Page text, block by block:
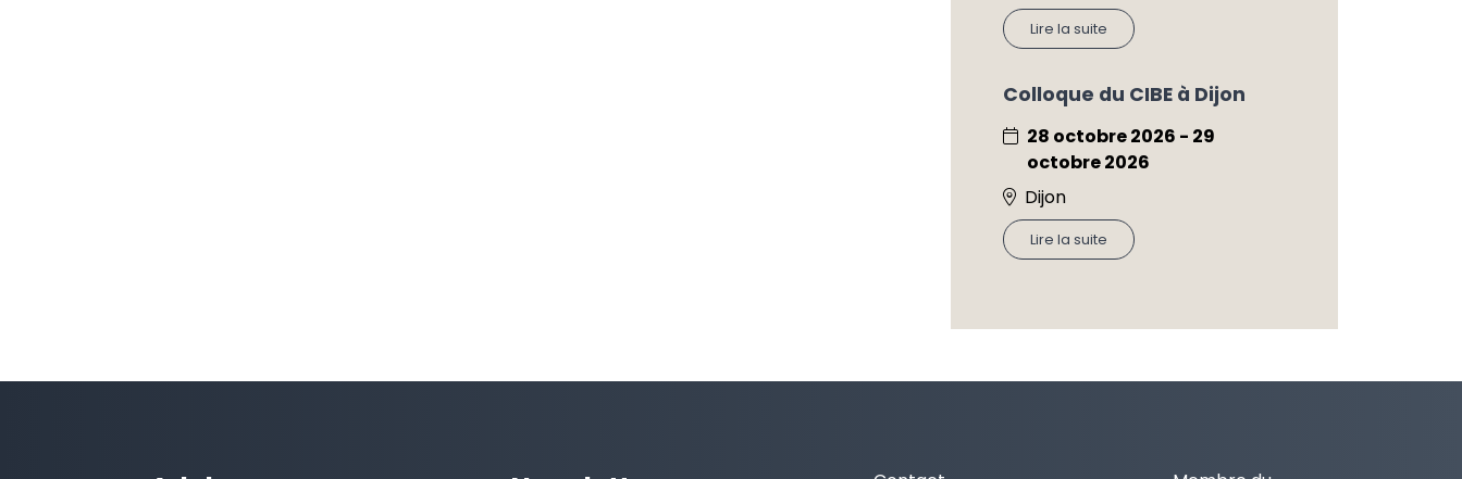
Lire la suite
Colloque du CIBE à Dijon
28 octobre 2026 - 29
octobre 2026
Dijon
Lire la suite